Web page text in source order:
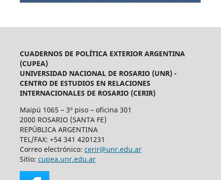
CUADERNOS DE POLÍTICA EXTERIOR ARGENTINA
(CUPEA)
UNIVERSIDAD NACIONAL DE ROSARIO (UNR) -
CENTRO DE ESTUDIOS EN RELACIONES
INTERNACIONALES DE ROSARIO (CERIR)
Maipú 1065 – 3º piso – oficina 301
2000 ROSARIO (SANTA FE)
REPÚBLICA ARGENTINA
TEL/FAX: +54 341 4201231
Correo electrónico: cerir@unr.edu.ar
Sitio: cupea.unr.edu.ar